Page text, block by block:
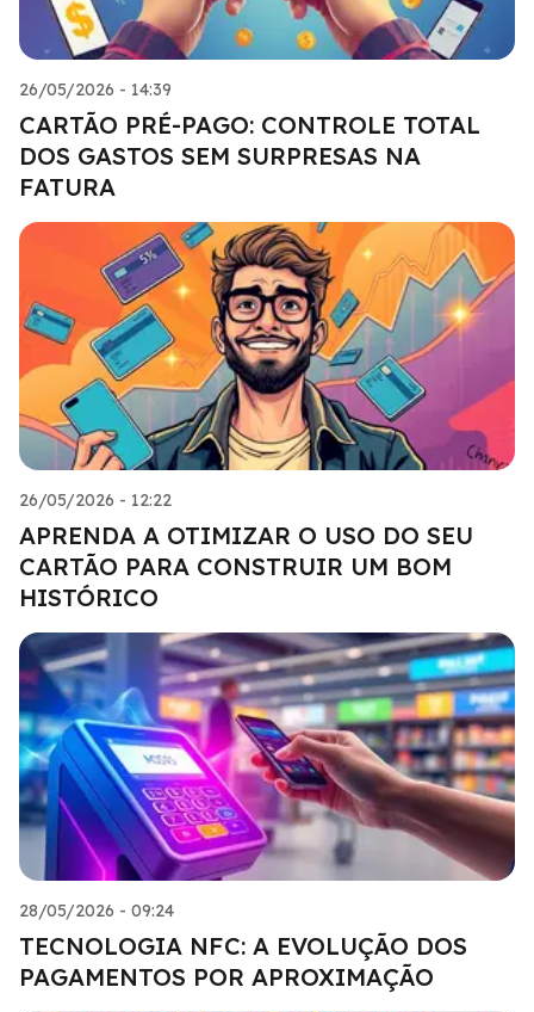
26/05/2026 - 14:39
CARTÃO PRÉ-PAGO: CONTROLE TOTAL
DOS GASTOS SEM SURPRESAS NA
FATURA
26/05/2026 - 12:22
APRENDA A OTIMIZAR O USO DO SEU
CARTÃO PARA CONSTRUIR UM BOM
HISTÓRICO
28/05/2026 - 09:24
TECNOLOGIA NFC: A EVOLUÇÃO DOS
PAGAMENTOS POR APROXIMAÇÃO